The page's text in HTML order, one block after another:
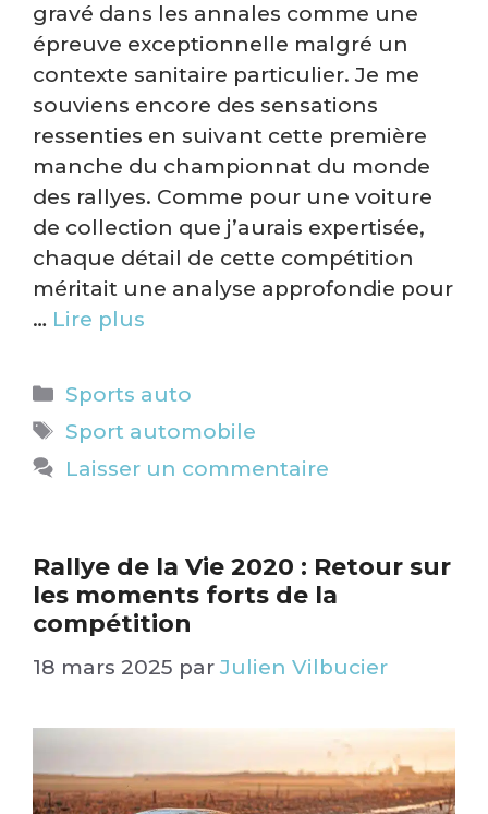
gravé dans les annales comme une
épreuve exceptionnelle malgré un
contexte sanitaire particulier. Je me
souviens encore des sensations
ressenties en suivant cette première
manche du championnat du monde
des rallyes. Comme pour une voiture
de collection que j’aurais expertisée,
chaque détail de cette compétition
méritait une analyse approfondie pour
… Lire plus
Catégories
Sports auto
Étiquettes
Sport automobile
Laisser un commentaire
Rallye de la Vie 2020 : Retour sur
les moments forts de la
compétition​
18 mars 2025 par Julien Vilbucier